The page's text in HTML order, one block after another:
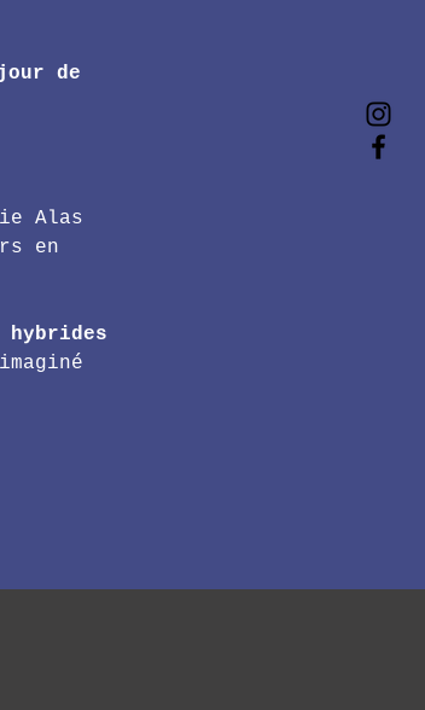
de
Alas
en
hybrides